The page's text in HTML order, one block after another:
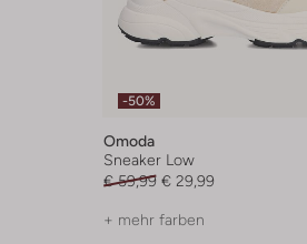
-50%
Omoda
Sneaker Low
€ 59,99 € 29,99
+ mehr farben